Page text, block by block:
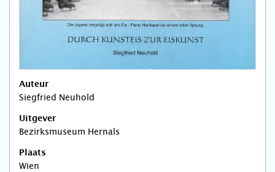
Auteur
Siegfried Neuhold
Uitgever
Bezirksmuseum Hernals
Plaats
Wien